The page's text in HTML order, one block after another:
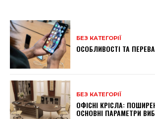
БЕЗ КАТЕГОРІЇ
ОСОБЛИВОСТІ ТА
БЕЗ КАТЕГОРІЇ
ОФІСНІ КРІСЛА:
ОСНОВНІ ПАРАМЕТРИ